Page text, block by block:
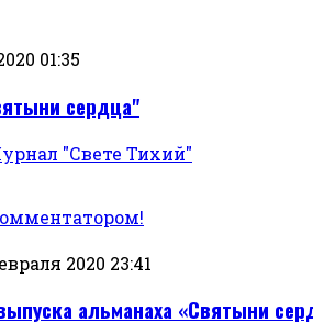
01:35
сердца"
"Свете Тихий"
2020 23:41
альманаха «Святыни